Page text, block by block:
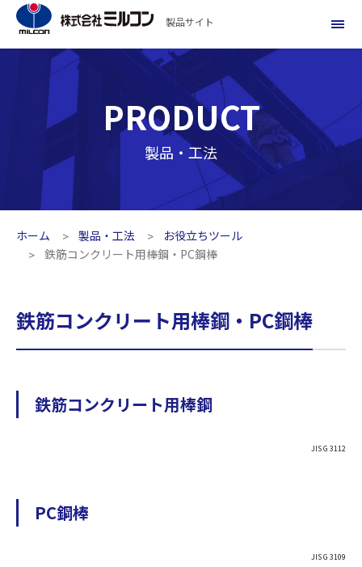
製品サイト
PRODUCT
製品・工法
ホーム 製品・工法
お役立ちツール
鉄筋コンクリート用棒鋼・PC鋼棒
鉄筋コンクリート用棒鋼・PC鋼棒
鉄筋コンクリート用棒鋼
JIS G 3112
PC鋼棒
JIS G 3109